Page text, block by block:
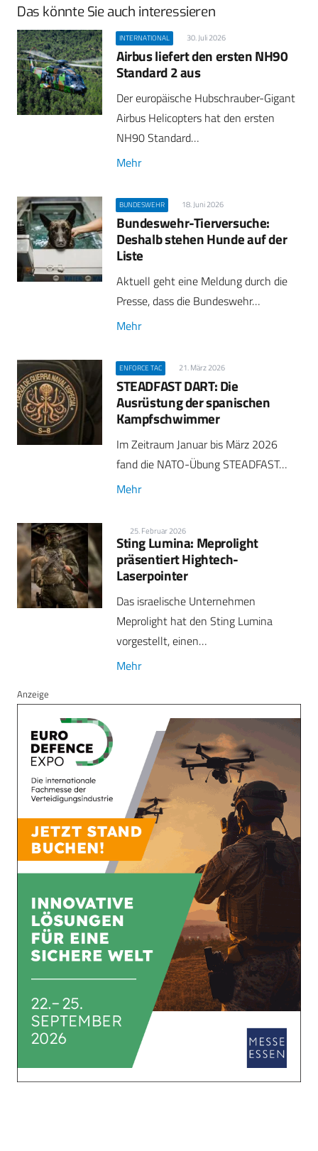
Das könnte Sie auch interessieren
INTERNATIONAL 30. Juli 2026
Airbus liefert den ersten NH90
Standard 2 aus
Der europäische Hubschrauber-Gigant
Airbus Helicopters hat den ersten
NH90 Standard…
Mehr
BUNDESWEHR 18. Juni 2026
Bundeswehr-Tierversuche:
Deshalb stehen Hunde auf der
Liste
Aktuell geht eine Meldung durch die
Presse, dass die Bundeswehr…
Mehr
ENFORCE TAC 21. März 2026
STEADFAST DART: Die
Ausrüstung der spanischen
Kampfschwimmer
Im Zeitraum Januar bis März 2026
fand die NATO-Übung STEADFAST…
Mehr
25. Februar 2026
Sting Lumina: Meprolight
präsentiert Hightech-
Laserpointer
Das israelische Unternehmen
Meprolight hat den Sting Lumina
vorgestellt, einen…
Mehr
Anzeige